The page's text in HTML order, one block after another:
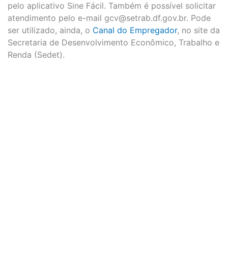
pelo aplicativo Sine Fácil. Também é possível solicitar
atendimento pelo e-mail gcv@setrab.df.gov.br. Pode
ser utilizado, ainda, o Canal do Empregador, no site da
Secretaria de Desenvolvimento Econômico, Trabalho e
Renda (Sedet).